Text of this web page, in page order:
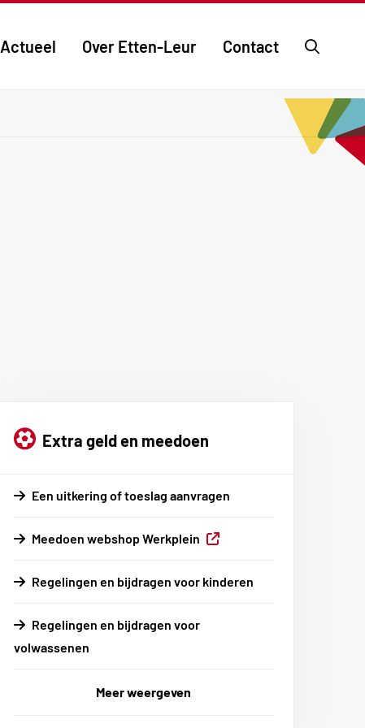
Actueel Over Etten-Leur Contact
naar
Extra geld en meedoen
Een uitkering of toeslag aanvragen
Meedoen webshop WerkpleinExterne
Regelingen en bijdragen voor kinderen
Regelingen en bijdragen voor
volwassenen
Meer weergeven